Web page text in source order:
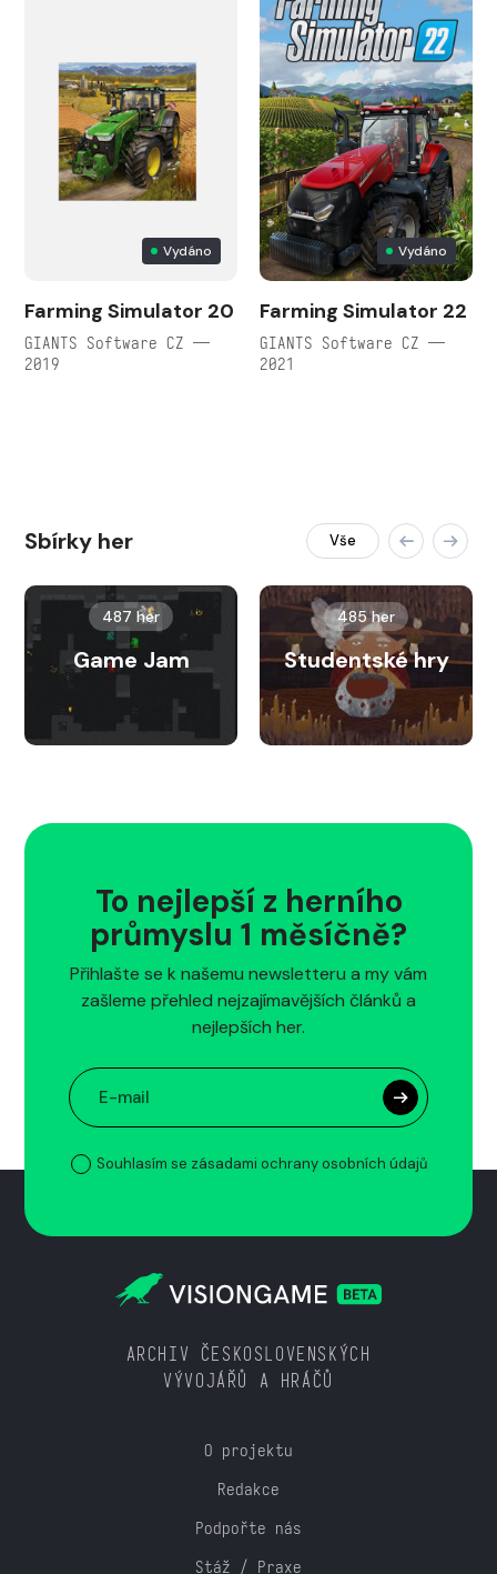
Vydáno
Farming Simulator 20
GIANTS Software CZ —
2019
Vydáno
Farming Simulator 22
GIANTS Software CZ —
2021
Sbírky her Vše
487 her
Game Jam
485 her
Studentské hry
To nejlepší z herního
průmyslu 1 měsíčně?
Přihlašte se k našemu newsletteru a my vám
zašleme přehled nejzajímavějších článků a
nejlepších her.
Souhlasím se zásadami ochrany osobních údajů
ARCHIV ČESKOSLOVENSKÝCH
VÝVOJÁŘŮ A HRÁČŮ
O projektu
Redakce
Podpořte nás
Stáž / Praxe